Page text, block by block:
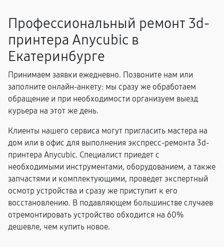
Профессиональный ремонт 3d-
принтера Anycubic в
Екатеринбурге
Принимаем заявки ежедневно. Позвоните нам или
заполните онлайн-анкету: мы сразу же обработаем
обращение и при необходимости организуем выезд
курьера на этот же день.
Клиенты нашего сервиса могут пригласить мастера на
дом или в офис для выполнения экспресс-ремонта 3d-
принтера Anycubic. Специалист приедет с
необходимыми инструментами, оборудованием, а также
запчастями и комплектующими, проведет экспертный
осмотр устройства и сразу же приступит к его
восстановлению. В подавляющем большинстве случаев
отремонтировать устройство обходится на 60%
дешевле, чем купить новое.